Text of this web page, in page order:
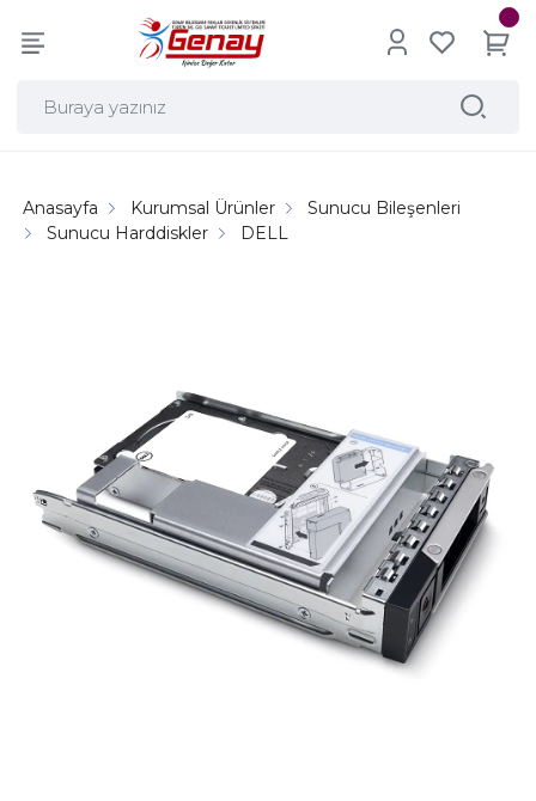
Anasayfa Kurumsal Ürünler
Sunucu Bileşenleri
Sunucu Harddiskler
DELL